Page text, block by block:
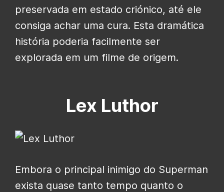
preservada em estado criónico, até ele
consiga achar uma cura. Esta dramática
história poderia facilmente ser
explorada em um filme de origem.
Lex Luthor
Embora o principal inimigo do Superman
exista quase tanto tempo quanto o